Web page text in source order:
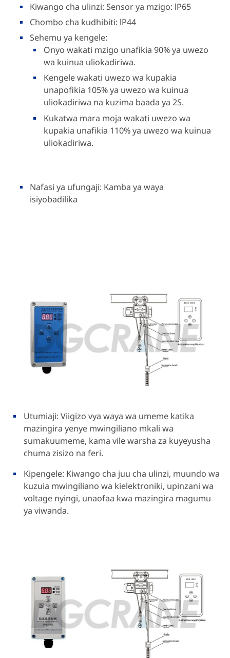
Kiwango cha ulinzi: Sensor ya mzigo: lP65
Chombo cha kudhibiti: lP44
Sehemu ya kengele:
Onyo wakati mzigo unafikia 90% ya uwezo
wa kuinua uliokadiriwa.
Kengele wakati uwezo wa kupakia
unapofikia 105% ya uwezo wa kuinua
uliokadiriwa na kuzima baada ya 2S.
Kukatwa mara moja wakati uwezo wa
kupakia unafikia 110% ya uwezo wa kuinua
uliokadiriwa.
Nafasi ya ufungaji: Kamba ya waya
isiyobadilika
Utumiaji: Viigizo vya waya wa umeme katika
mazingira yenye mwingiliano mkali wa
sumakuumeme, kama vile warsha za kuyeyusha
chuma zisizo na feri.
Kipengele: Kiwango cha juu cha ulinzi, muundo wa
kuzuia mwingiliano wa kielektroniki, upinzani wa
voltage nyingi, unaofaa kwa mazingira magumu
ya viwanda.